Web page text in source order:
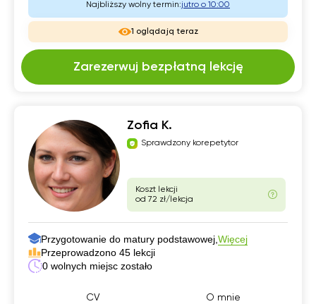
Najbliższy wolny termin:jutro o 10:00
1 oglądają teraz
Zarezerwuj bezpłatną lekcję
Zofia K.
Sprawdzony korepetytor
Koszt lekcji
od 72 zł/lekcja
Przygotowanie do matury podstawowej, Więcej
Przeprowadzono 45 lekcji
0 wolnych miejsc zostało
CV O mnie